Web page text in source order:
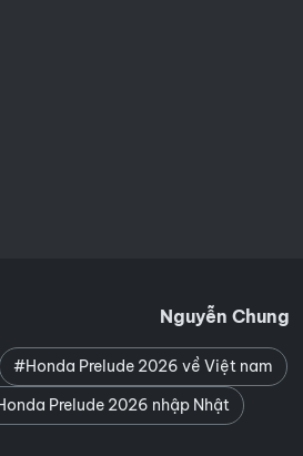
Nguyễn Chung
#Honda Prelude 2026 về Việt nam
Prelude 2026 nhập Nhật